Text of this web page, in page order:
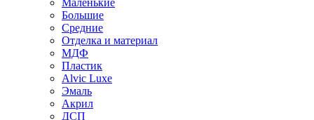
Маленькие
Большие
Средние
Отделка и материал
МДФ
Пластик
Alvic Luxe
Эмаль
Акрил
ДСП